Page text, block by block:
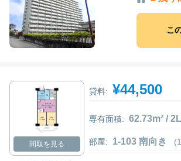
こ
間取を見る
貸料: ¥44,500
専有面積: 62.73m² /
部屋: 1-103 南向き